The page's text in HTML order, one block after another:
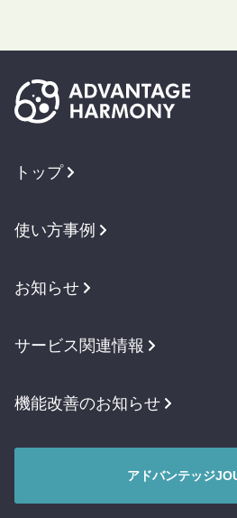
トップ
使い方事例
お知らせ
サービス関連情報
機能改善のお知らせ
アドバンテッジ